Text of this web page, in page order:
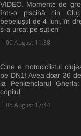
VIDEO. Momente de
într-o piscină din
bebelușul de 4 luni, în
s-a urcat pe sutien”
06 August 11:38
Cine e motociclistul
pe DN1! Avea doar 36
la Penitenciarul
copilul
05 August 17:44